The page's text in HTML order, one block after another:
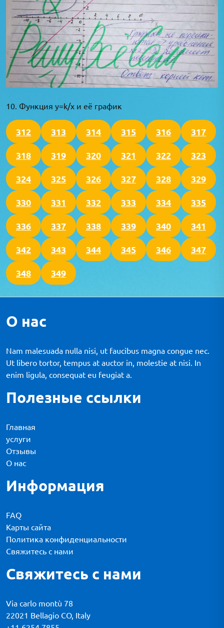
10. Функция y=k/x и её график
312 313 314 315 316 317
318 319 320 321 322 323
324 325 326 327 328 329
330 331 332 333 334 335
336 337 338 339 340 341
342 343 344 345 346 347
348 349
О нас
Nam malesuada nulla nisi, ut faucibus magna congue nec.
Ut libero tortor, tempus at auctor in, molestie at nisi. In
enim ligula, consequat eu feugiat a.
Полезные ссылки
Главная
услуги
Отзывы
О нас
Информация
FAQ
Карты сайта
Политика конфиденциальности
Свяжитесь с нами
Свяжитесь с нами
Via carlo montù 78
22021 Bellagio CO, Italy